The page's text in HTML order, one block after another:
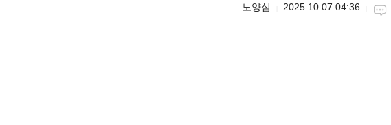
노양심 2025.10.07 04:36